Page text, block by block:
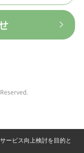
ービス向上検討を目的と